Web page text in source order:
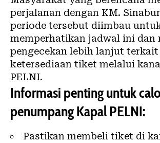
perjalanan dengan KM.
periode tersebut diimbau
memperhatikan jadwal ini dan
pengecekan lebih lanjut terkait
ketersediaan tiket melalui
PELNI.
Informasi penting untuk
penumpang Kapal PELNI:
Pastikan membeli tiket di